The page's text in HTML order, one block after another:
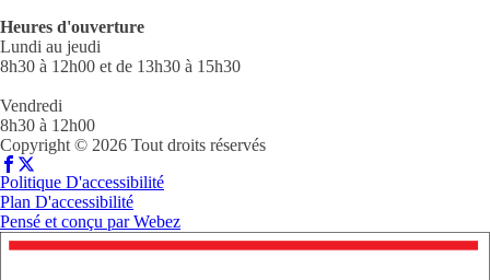
Heures d'ouverture
Lundi au jeudi
8h30 à 12h00 et de 13h30 à 15h30
Vendredi
8h30 à 12h00
Copyright © 2026 Tout droits réservés
Politique D'accessibilité
Plan D'accessibilité
Pensé et conçu parWebez